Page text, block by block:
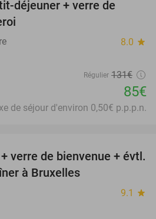
déjeuner + verre de
8.0 star
Régulier 131€
85€
de séjour d'environ 0,50€ p.p.p.n.
25%
verre de bienvenue + évtl.
à Bruxelles
9.1 star